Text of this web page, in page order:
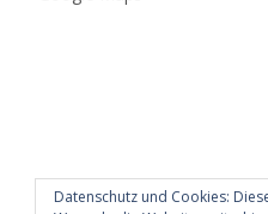
Datenschutz und Cookies: